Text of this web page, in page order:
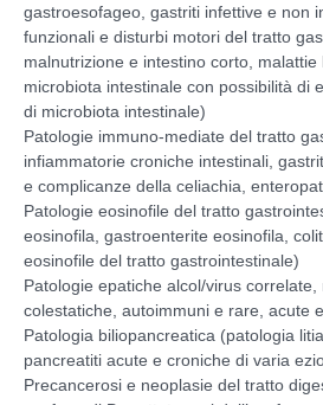
gastroesofageo, gastriti infettive e non
funzionali e disturbi motori del tratto
malnutrizione e intestino corto, malattie
microbiota intestinale con possibilità di
di microbiota intestinale)
Patologie immuno-mediate del tratto
infiammatorie croniche intestinali,
e complicanze della celiachia,
Patologie eosinofile del tratto
eosinofila, gastroenterite eosinofila,
eosinofile del tratto gastrointestinale)
Patologie epatiche alcol/virus correlate,
colestatiche, autoimmuni e rare, acute
Patologia biliopancreatica (patologia
pancreatiti acute e croniche di varia
Precancerosi e neoplasie del tratto